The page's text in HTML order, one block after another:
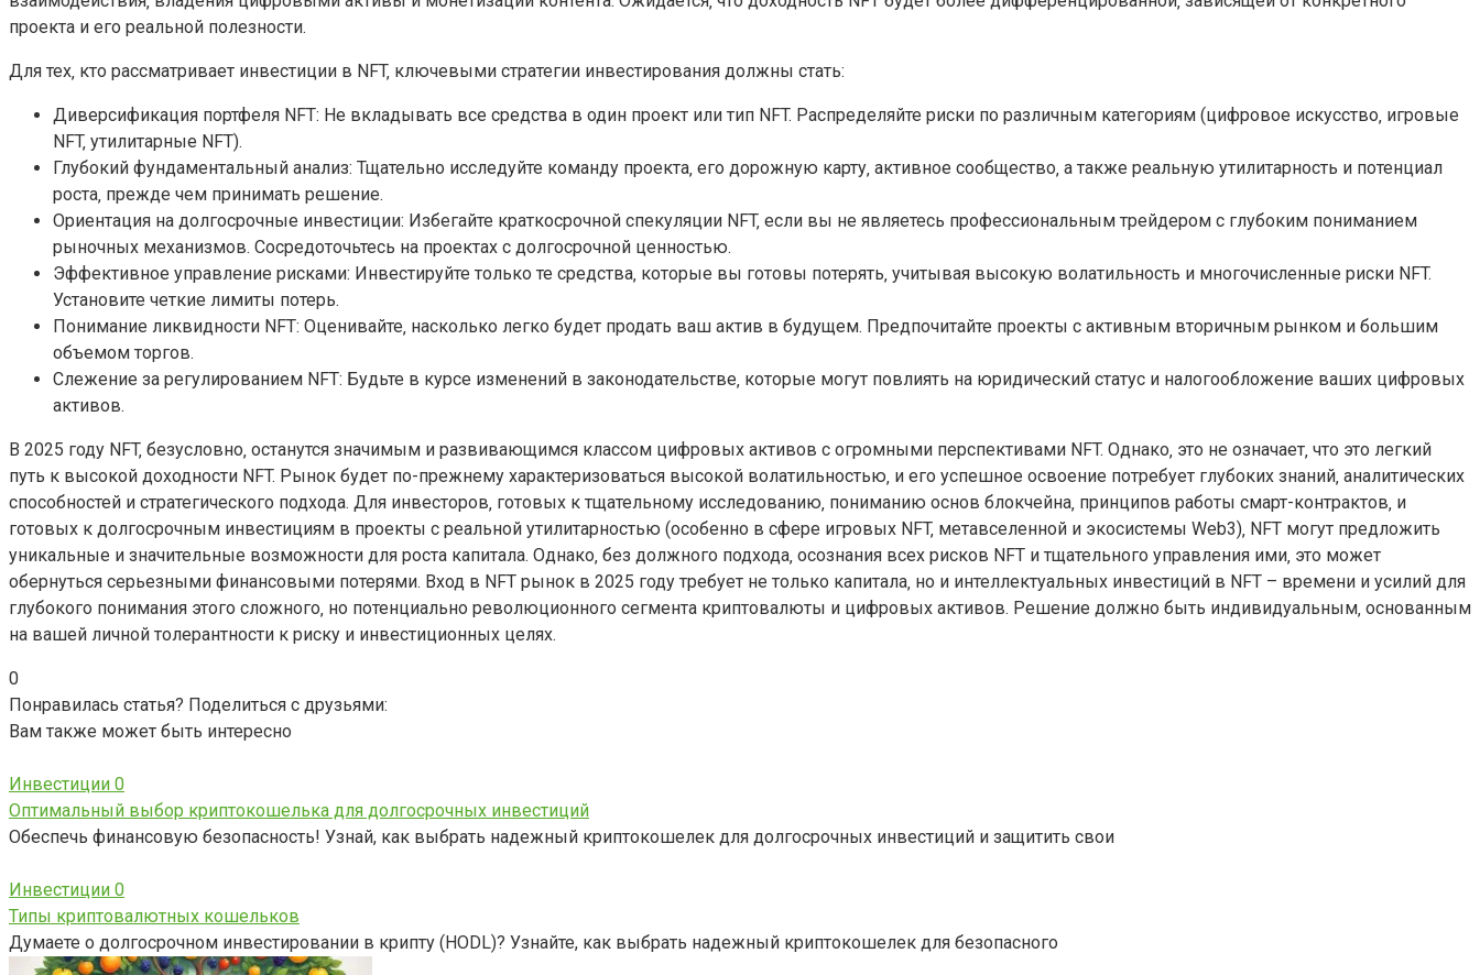
проекта и его реальной полезности.
Для тех‚ кто рассматривает инвестиции в NFT‚ ключевыми стратегии инвестирования должны стать:
Диверсификация портфеля NFT: Не вкладывать все средства в один проект или тип NFT. Распределяйте риски по различным категориям (цифровое искусство‚ игровые
NFT‚ утилитарные NFT).
Глубокий фундаментальный анализ: Тщательно исследуйте команду проекта‚ его дорожную карту‚ активное сообщество‚ а также реальную утилитарность и потенциал
роста‚ прежде чем принимать решение.
Ориентация на долгосрочные инвестиции: Избегайте краткосрочной спекуляции NFT‚ если вы не являетесь профессиональным трейдером с глубоким пониманием
рыночных механизмов. Сосредоточьтесь на проектах с долгосрочной ценностью.
Эффективное управление рисками: Инвестируйте только те средства‚ которые вы готовы потерять‚ учитывая высокую волатильность и многочисленные риски NFT.
Установите четкие лимиты потерь.
Понимание ликвидности NFT: Оценивайте‚ насколько легко будет продать ваш актив в будущем. Предпочитайте проекты с активным вторичным рынком и большим
объемом торгов.
Слежение за регулированием NFT: Будьте в курсе изменений в законодательстве‚ которые могут повлиять на юридический статус и налогообложение ваших цифровых
активов.
В 2025 году NFT‚ безусловно‚ останутся значимым и развивающимся классом цифровых активов с огромными перспективами NFT. Однако‚ это не означает‚ что это легкий
путь к высокой доходности NFT. Рынок будет по-прежнему характеризоваться высокой волатильностью‚ и его успешное освоение потребует глубоких знаний‚ аналитических
способностей и стратегического подхода. Для инвесторов‚ готовых к тщательному исследованию‚ пониманию основ блокчейна‚ принципов работы смарт-контрактов‚ и
готовых к долгосрочным инвестициям в проекты с реальной утилитарностью (особенно в сфере игровых NFT‚ метавселенной и экосистемы Web3)‚ NFT могут предложить
уникальные и значительные возможности для роста капитала. Однако‚ без должного подхода‚ осознания всех рисков NFT и тщательного управления ими‚ это может
обернуться серьезными финансовыми потерями. Вход в NFT рынок в 2025 году требует не только капитала‚ но и интеллектуальных инвестиций в NFT – времени и усилий для
глубокого понимания этого сложного‚ но потенциально революционного сегмента криптовалюты и цифровых активов. Решение должно быть индивидуальным‚ основанным
на вашей личной толерантности к риску и инвестиционных целях.
0
Понравилась статья? Поделиться с друзьями:
Вам также может быть интересно
Инвестиции 0
Оптимальный выбор криптокошелька для долгосрочных инвестиций
Обеспечь финансовую безопасность! Узнай, как выбрать надежный криптокошелек для долгосрочных инвестиций и защитить свои
Инвестиции 0
Типы криптовалютных кошельков
Думаете о долгосрочном инвестировании в крипту (HODL)? Узнайте, как выбрать надежный криптокошелек для безопасного